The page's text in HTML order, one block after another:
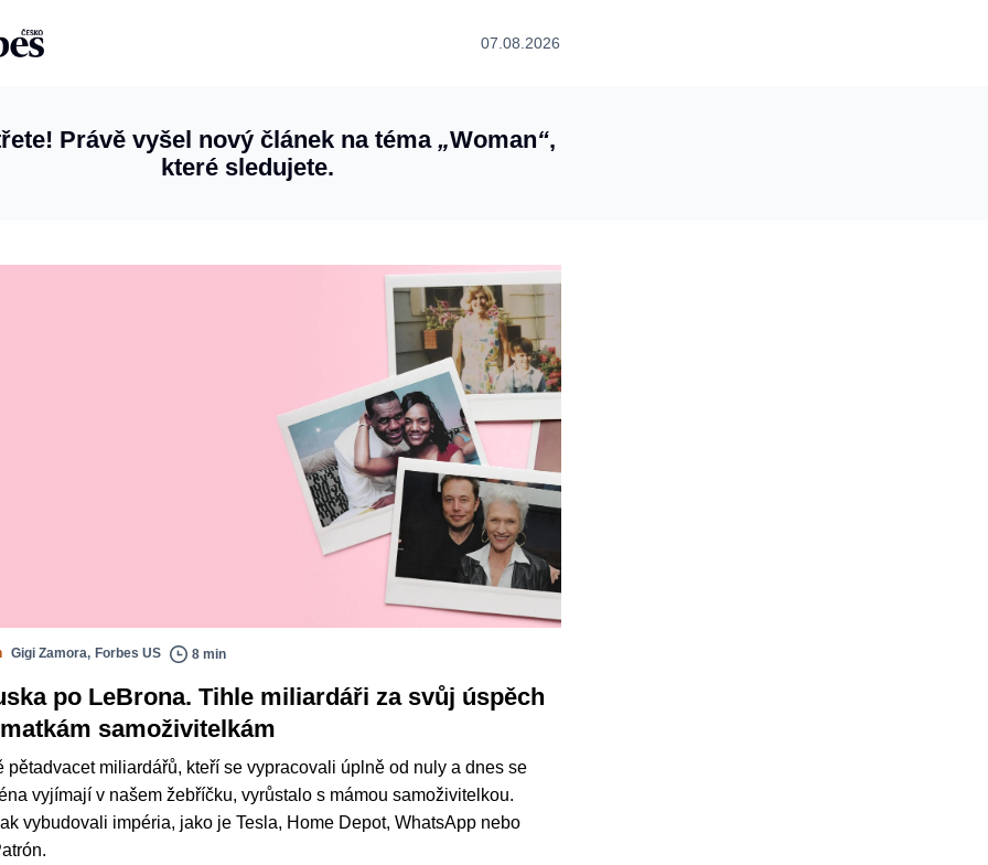
07.08.2026
Právě vyšel nový článek na téma „Woman“,
které sledujete.
Gigi Zamora, Forbes US 8 min
po LeBrona. Tihle miliardáři za svůj úspěch
samoživitelkám
pětadvacet miliardářů, kteří se vypracovali úplně od nuly a dnes se
vyjímají v našem žebříčku, vyrůstalo s mámou samoživitelkou.
vybudovali impéria, jako je Tesla, Home Depot, WhatsApp nebo